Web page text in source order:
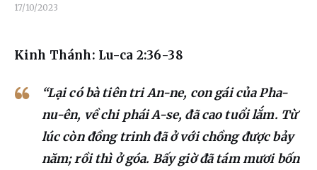
17/10/2023
Kinh Thánh: Lu-ca 2:36-38
“Lại có bà tiên tri An-ne, con gái của Pha-
nu-ên, về chi phái A-se, đã cao tuổi lắm. Từ
lúc còn đồng trinh đã ở với chồng được bảy
năm; rồi thì ở góa. Bấy giờ đã tám mươi bốn